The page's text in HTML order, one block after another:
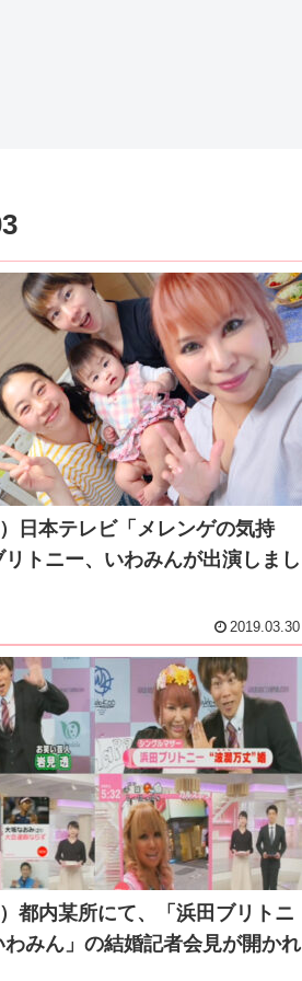
日本テレビ「メレンゲの気持
トニー、いわみんが出演しまし
2019.03.30
都内某所にて、「浜田ブリトニ
わみん」の結婚記者会見が開かれ